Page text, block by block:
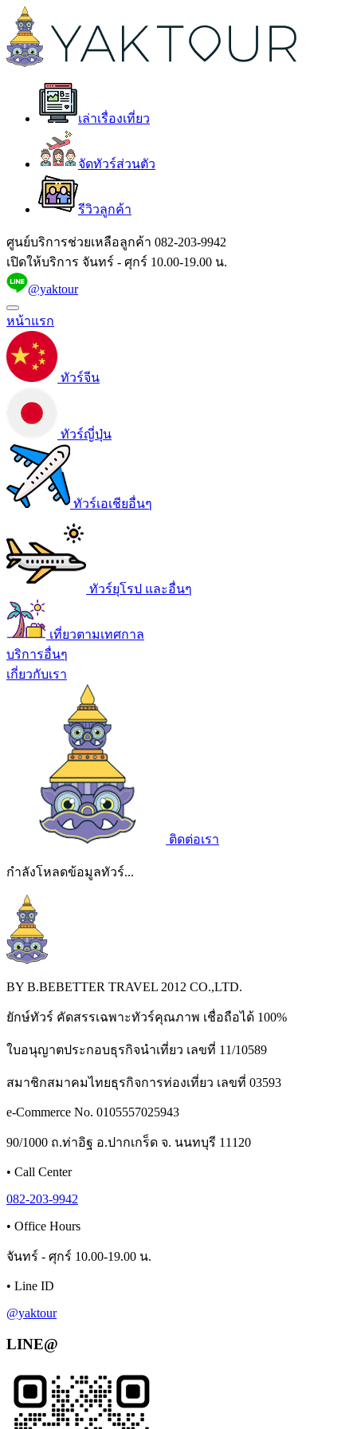
เล่าเรื่องเที่ยว
จัดทัวร์ส่วนตัว
รีวิวลูกค้า
ศูนย์บริการช่วยเหลือลูกค้า 082-203-9942
เปิดให้บริการ จันทร์ - ศุกร์ 10.00-19.00 น.
@yaktour
หน้าแรก
ทัวร์จีน
ทัวร์ญี่ปุ่น
ทัวร์เอเชียอื่นๆ
ทัวร์ยุโรป และอื่นๆ
เที่ยวตามเทศกาล
บริการอื่นๆ
เกี่ยวกับเรา
ติดต่อเรา
กำลังโหลดข้อมูลทัวร์...
BY B.BEBETTER TRAVEL 2012 CO.,LTD.
ยักษ์ทัวร์ คัดสรรเฉพาะทัวร์คุณภาพ เชื่อถือได้ 100%
ใบอนุญาตประกอบธุรกิจนำเที่ยว เลขที่ 11/10589
สมาชิกสมาคมไทยธุรกิจการท่องเที่ยว เลขที่ 03593
e-Commerce No. 0105557025943
90/1000 ถ.ท่าอิฐ อ.ปากเกร็ด จ. นนทบุรี 11120
• Call Center
082-203-9942
• Office Hours
จันทร์ - ศุกร์ 10.00-19.00 น.
• Line ID
@yaktour
LINE@